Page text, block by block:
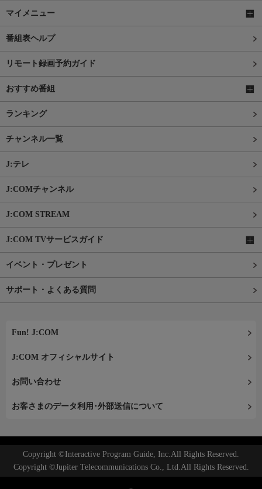
マイメニュー
番組表ヘルプ
リモート録画予約ガイド
おすすめ番組
ランキング
チャンネル一覧
J:テレ
J:COMチャンネル
J:COM STREAM
J:COM TVサービスガイド
イベント・プレゼント
サポート・よくある質問
Fun! J:COM
J:COM オフィシャルサイト
お問い合わせ
お客さまのデータ利用･外部送信について
Copyright ©Interactive Program Guide, Inc.All Rights Reserved.
Copyright ©Jupiter Telecommunications Co., Ltd.All Rights Reserved.